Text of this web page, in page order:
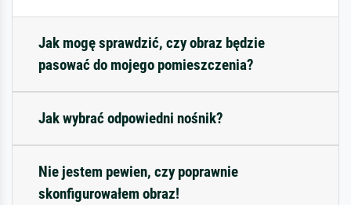
Jak mogę sprawdzić, czy obraz będzie
pasować do mojego pomieszczenia?
Jak wybrać odpowiedni nośnik?
Nie jestem pewien, czy poprawnie
skonfigurowałem obraz!